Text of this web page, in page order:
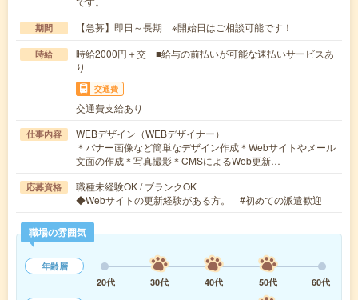
期間 【急募】即日～長期 ※開始日はご相談可能です！
時給
時給2000円＋交 ■給与の前払いが可能な速払いサービスあ
り
交通費
交通費支給あり
仕事内容
WEBデザイン（WEBデザイナー）
＊バナー画像など簡単なデザイン作成＊Webサイトやメール
文面の作成＊写真撮影＊CMSによるWeb更新…
応募資格
職種未経験OK / ブランクOK
◆Webサイトの更新経験がある方。 #初めての派遣歓迎
職場の雰囲気
年齢層
20代
30代 40代 50代
60代